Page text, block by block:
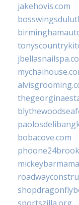
jakehovis.com
bobacove.com